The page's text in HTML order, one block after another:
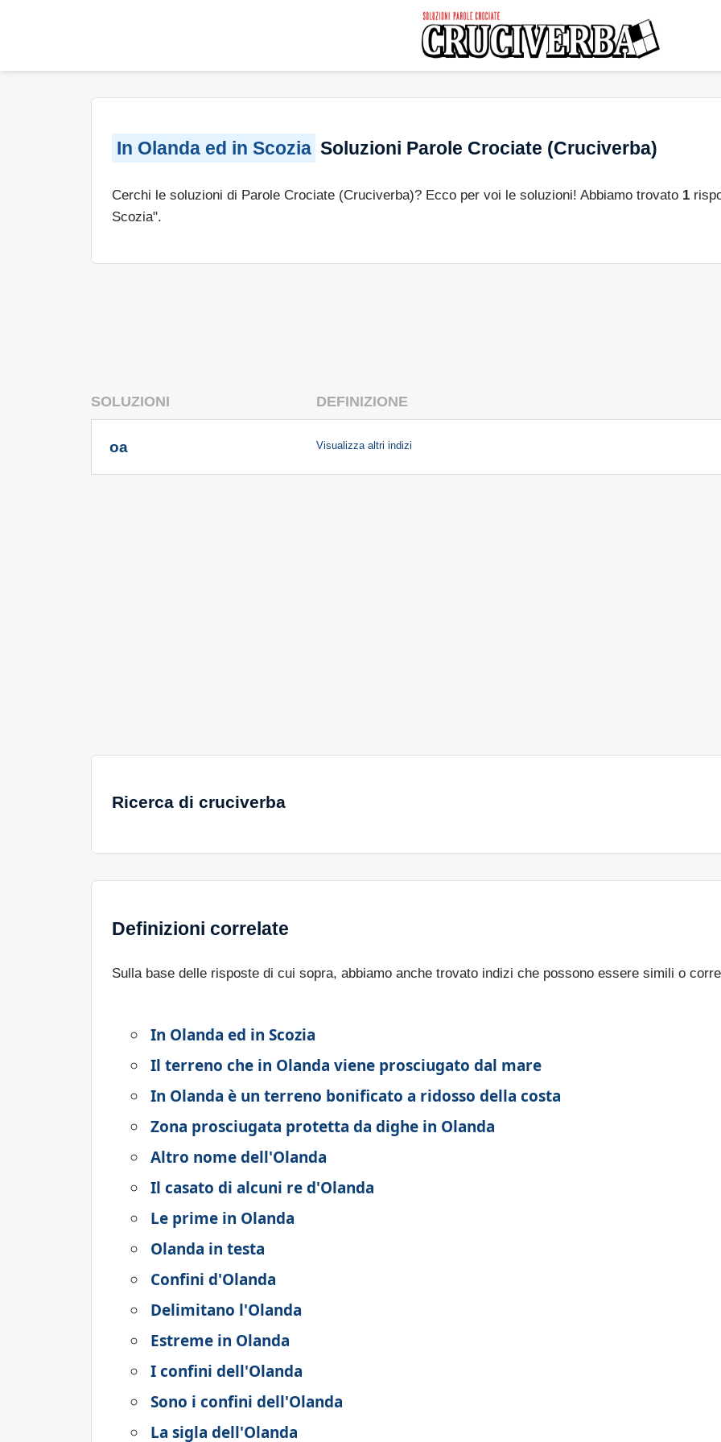
In Olanda ed in Scozia Soluzioni Parole Crociate (Cruciverba)
Cerchi le soluzioni di Parole Crociate (Cruciverba)? Ecco per voi le soluzioni! Abbiamo trovato 1
Scozia".
SOLUZIONI DEFINIZIONE
oa Visualizza altri indizi
Ricerca di cruciverba
Definizioni correlate
Sulla base delle risposte di cui sopra, abbiamo anche trovato indizi che possono essere simili o
In Olanda ed in Scozia
Il terreno che in Olanda viene prosciugato dal mare
In Olanda è un terreno bonificato a ridosso della costa
Zona prosciugata protetta da dighe in Olanda
Altro nome dell'Olanda
Il casato di alcuni re d'Olanda
Le prime in Olanda
Olanda in testa
Confini d'Olanda
Delimitano l'Olanda
Estreme in Olanda
I confini dell'Olanda
Sono i confini dell'Olanda
La sigla dell'Olanda